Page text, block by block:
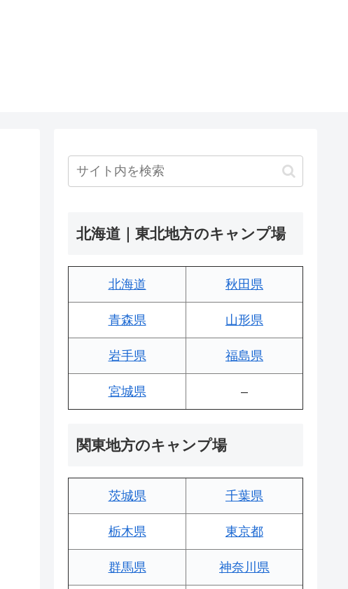
北海道｜東北地方のキャンプ場
北海道 秋田県
青森県 山形県
岩手県 福島県
宮城県 –
関東地方のキャンプ場
茨城県 千葉県
栃木県 東京都
群馬県 神奈川県